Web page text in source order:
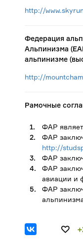
http://
Федерация
Альпинизма
альпинизме
http://
Рамочные
ФАР
ФАР
http://
ФАР
ФАР
авиации и
ФАР